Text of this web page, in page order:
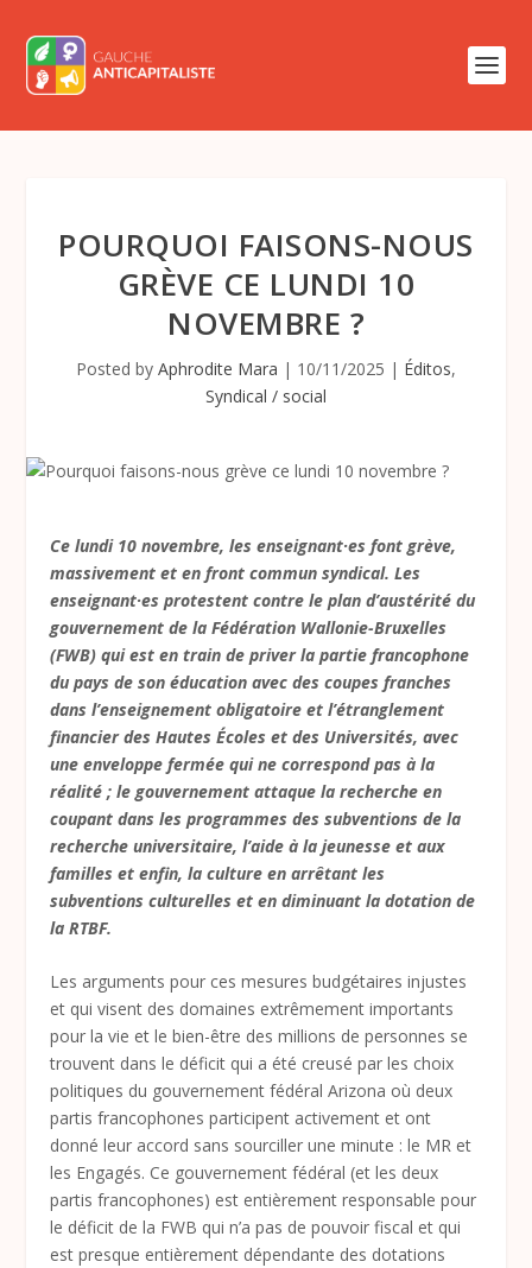
POURQUOI FAISONS-NOUS
GRÈVE CE LUNDI 10
NOVEMBRE ?
Posted by Aphrodite Mara | 10/11/2025 | Éditos,
Syndical / social
Ce lundi 10 novembre, les enseignant·es font grève,
massivement et en front commun syndical. Les
enseignant·es protestent contre le plan d’austérité du
gouvernement de la Fédération Wallonie-Bruxelles
(FWB) qui est en train de priver la partie francophone
du pays de son éducation avec des coupes franches
dans l’enseignement obligatoire et l’étranglement
financier des Hautes Écoles et des Universités, avec
une enveloppe fermée qui ne correspond pas à la
réalité ; le gouvernement attaque la recherche en
coupant dans les programmes des subventions de la
recherche universitaire, l’aide à la jeunesse et aux
familles et enfin, la culture en arrêtant les
subventions culturelles et en diminuant la dotation de
la RTBF.
Les arguments pour ces mesures budgétaires injustes
et qui visent des domaines extrêmement importants
pour la vie et le bien-être des millions de personnes se
trouvent dans le déficit qui a été creusé par les choix
politiques du gouvernement fédéral Arizona où deux
partis francophones participent activement et ont
donné leur accord sans sourciller une minute : le MR et
les Engagés. Ce gouvernement fédéral (et les deux
partis francophones) est entièrement responsable pour
le déficit de la FWB qui n’a pas de pouvoir fiscal et qui
est presque entièrement dépendante des dotations